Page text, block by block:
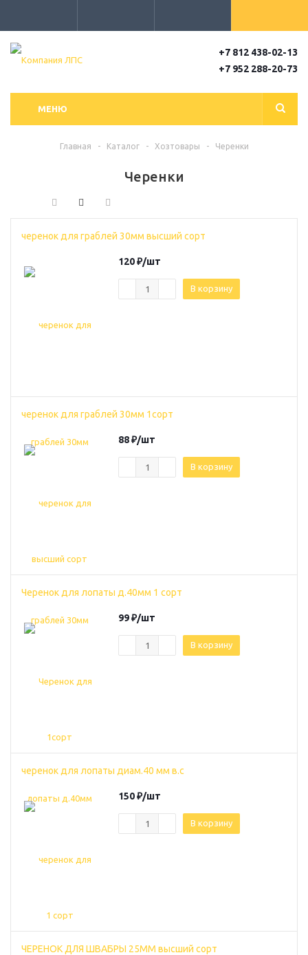
+7 812 438-02-13
+7 952 288-20-73
МЕНЮ
Главная - Каталог - Хозтовары - Черенки
Черенки
черенок для граблей 30мм высший сорт
120₽/шт
В корзину
черенок для граблей 30мм 1сорт
88₽/шт
В корзину
Черенок для лопаты д.40мм 1 сорт
99₽/шт
В корзину
черенок для лопаты диам.40 мм в.с
150₽/шт
В корзину
ЧЕРЕНОК ДЛЯ ШВАБРЫ 25ММ высший сорт